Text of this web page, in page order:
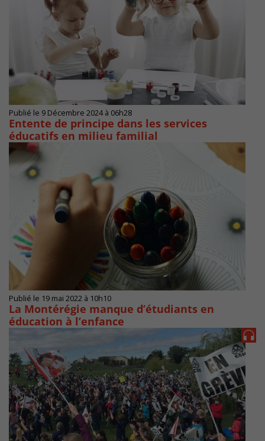
Publié le 9 Décembre 2024 à 06h28
Entente de principe dans les services
éducatifs en milieu familial
Publié le 19 mai 2022 à 10h10
La Montérégie manque d’étudiants en
éducation à l’enfance